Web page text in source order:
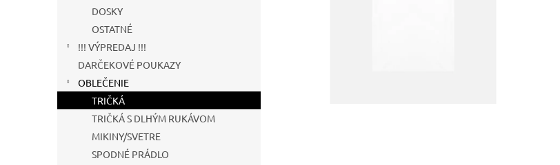
DOSKY
OSTATNÉ
!!! VÝPREDAJ !!!
DARČEKOVÉ POUKAZY
OBLEČENIE
TRIČKÁ
TRIČKÁ S DLHÝM RUKÁVOM
MIKINY/SVETRE
SPODNÉ PRÁDLO